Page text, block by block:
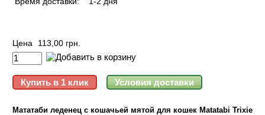
Цена 113,00 грн.
Мататаби леденец с кошачьей мятой для кошек Matatabi Trixie